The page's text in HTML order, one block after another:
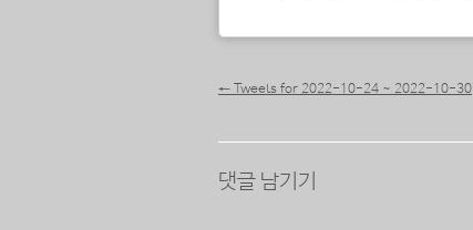
포스트 내비게이션
← Tweets for 2022-10-24 ~ 2022-10-30
댓글 남기기